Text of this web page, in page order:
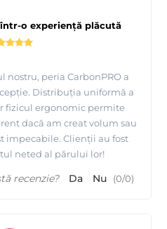
o experiență plăcută
nostru, peria CarbonPRO a
Distribuția uniformă a
fizicul ergonomic permite
dacă am creat volum sau
impecabile. Clienții au fost
neted al părului lor!
recenzie? Da Nu (0/0)